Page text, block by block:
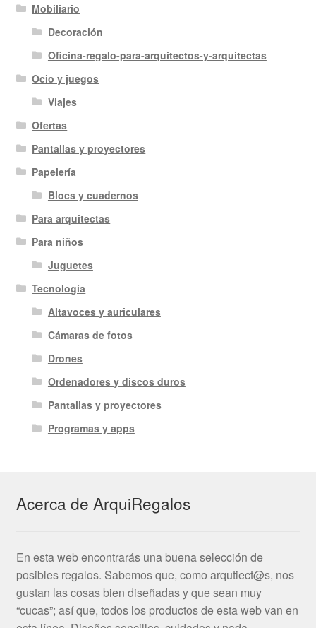
Mobiliario
Decoración
Oficina-regalo-para-arquitectos-y-arquitectas
Ocio y juegos
Viajes
Ofertas
Pantallas y proyectores
Papelería
Blocs y cuadernos
Para arquitectas
Para niños
Juguetes
Tecnología
Altavoces y auriculares
Cámaras de fotos
Drones
Ordenadores y discos duros
Pantallas y proyectores
Programas y apps
Acerca de ArquiRegalos
En esta web encontrarás una buena selección de
posibles regalos. Sabemos que, como arqutiect@s, nos
gustan las cosas bien diseñadas y que sean muy
“cucas”; así que, todos los productos de esta web van en